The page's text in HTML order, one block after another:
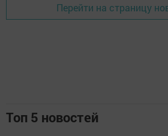
Перейти на страницу
Топ 5 новостей